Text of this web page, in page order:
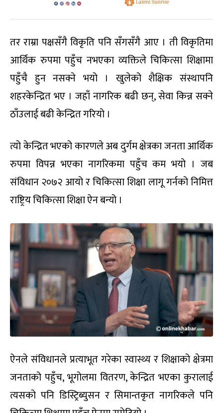
तर राम्रा पक्षसँगै विकृति पनि सँगसँगै आए । ती विकृतिमा
आर्थिक रुपमा पहुँच नभएका व्यक्तिले चिकित्सा शिक्षामा
पहुँचै हुन नसक्ने भयो । खुलेको शैक्षिक संस्थापनि
शहरकेन्द्रित भए । जहाँ नागरिक बढी छन्, सेवा किन्न सक्ने
ठाँउलाई बढी केन्द्रित गरियो ।
त्यो केन्द्रित भएको कारणले अब दुर्गम क्षेत्रका जनता आर्थिक
रुपमा विपन्न भएका नागरिकमा पहुँच कम भयो । जब
संविधान २०७२ आयो र चिकित्सा शिक्षा लागू गर्नको निमित्त
राष्ट्रिय चिकित्सा शिक्षा ऐन बन्यो ।
ऐनले संविधानले प्रत्याभूत गरेका स्वास्थ्य र शिक्षाको क्षेत्रमा
जनताको पहुँच, भूगोलमा वितरण, केन्द्रित भएका कुरालाई
त्यसको पनि डिस्ट्रिब्युसन र सिमान्तकृत नागरिकले पनि